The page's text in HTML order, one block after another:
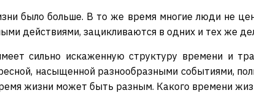
было больше. В то же время многие люди не
действиями, зацикливаются в одних и тех же
сильно искаженную структуру времени и
насыщенной разнообразными событиями,
жизни может быть разным. Какого времени